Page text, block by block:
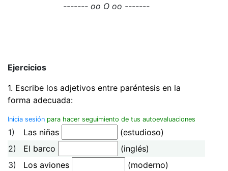
------- oo O oo -------
Ejercicios
1. Escribe los adjetivos entre paréntesis en la
forma adecuada:
Inicia sesión para hacer seguimiento de tus autoevaluaciones
1) Las niñas
(estudioso)
2)
El barco
(inglés)
3)
Los aviones
(moderno)